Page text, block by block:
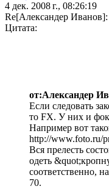
4 дек. 2008 г., 08:26:19
Re[Александер Иванов]:
Цитата:
от:Александер
Если следовать
то FX. У них и
Например вот
http://www.foto.ru/
Вся прелесть
одеть
соответственно,
70.